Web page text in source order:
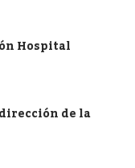
Hospital
de la